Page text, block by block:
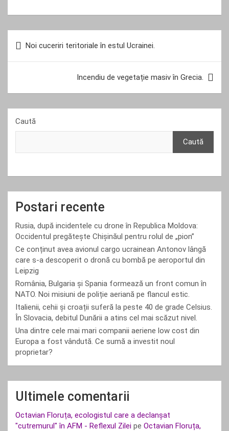
în
Noi cuceriri teritoriale în estul Ucrainei.
Incendiu de vegetație masiv în Grecia.
Caută
Caută
Postari recente
Rusia, după incidentele cu drone în Republica Moldova:
Occidentul pregătește Chișinăul pentru rolul de „pion”
Ce conținut avea avionul cargo ucrainean Antonov lângă
care s-a descoperit o dronă cu bombă pe aeroportul din
Leipzig
România, Bulgaria și Spania formează un front comun în
NATO. Noi misiuni de poliție aeriană pe flancul estic.
Italienii, cehii și croații suferă la peste 40 de grade Celsius.
În Slovacia, debitul Dunării a atins cel mai scăzut nivel.
Una dintre cele mai mari companii aeriene low cost din
Europa a fost vândută. Ce sumă a investit noul
proprietar?
Ultimele comentarii
Octavian Floruța, ecologistul care a declanșat
"cutremurul" în AFM - Reflexul Zilei pe Octavian Floruța,